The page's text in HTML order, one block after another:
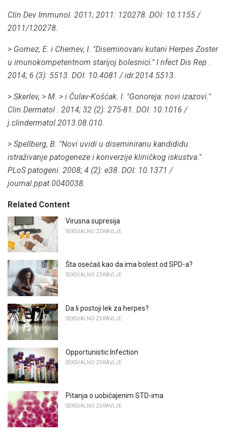
Clin Dev Immunol. 2011; 2011: 120278. DOI: 10.1155 /
2011/120278.
> Gomez, E. i Chernev, I. "Diseminovani kutani Herpes Zoster
u imunokompetentnom starijoj bolesnici." I nfect Dis Rep .
2014; 6 (3): 5513. DOI: 10.4081 / idr.2014.5513.
> Skerlev, > M. > i Čulav-Košćak. I. "Gonoreja: novi izazovi."
Clin Dermatol . 2014; 32 (2): 275-81. DOI: 10.1016 /
j.clindermatol.2013.08.010.
> Spellberg, B. "Novi uvidi u diseminiranu kandididu:
istraživanje patogeneze i konverzije kliničkog iskustva."
PLoS patogeni. 2008; 4 (2): e38. DOI: 10.1371 /
journal.ppat.0040038.
Related Content
Virusna supresija
SEKSUALNO ZDRAVLJE
Šta osećaš kao da ima bolest od SPD-a?
SEKSUALNO ZDRAVLJE
Da li postoji lek za herpes?
SEKSUALNO ZDRAVLJE
Opportunistic Infection
SEKSUALNO ZDRAVLJE
Pitanja o uobičajenim STD-ima
SEKSUALNO ZDRAVLJE